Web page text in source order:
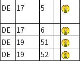
DE 17 5
DE 17 6
DE
19 51
DE
19 52